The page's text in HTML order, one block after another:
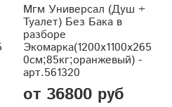
Мгм Универсал (Душ +
Туалет) Без Бака в
разборе
Экомарка(1200x1100x265
0см;85кг;оранжевый) -
арт.561320
от 36800 руб